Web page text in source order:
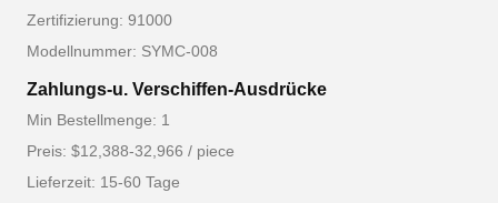
Zertifizierung: 91000
Modellnummer: SYMC-008
Zahlungs-u. Verschiffen-Ausdrücke
Min Bestellmenge: 1
Preis: $12,388-32,966 / piece
Lieferzeit: 15-60 Tage